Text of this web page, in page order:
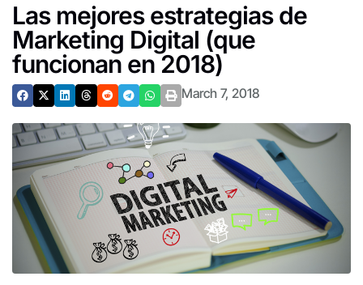
Las mejores estrategias de
Marketing Digital (que
funcionan en 2018)
March 7, 2018